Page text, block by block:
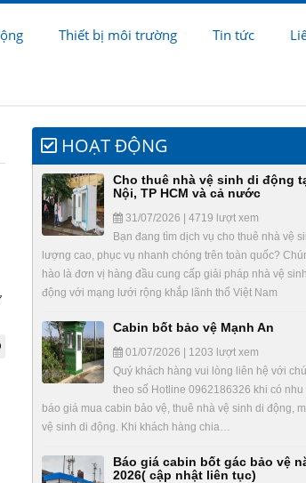
Thiết bị môi trường Tin tức
HOẠT ĐỘNG
Cho thuê nhà vệ sinh di động
Nội, TP HCM và cả nước
31/07/2026 | 4719 lượt xem
Bạn đang tìm dịch vụ cho thuê nhà vệ
lượng cao, phục vụ nhanh chóng trên toàn quốc?
hào là đơn vị hàng đầu cung cấp giải pháp nhà vệ
động với mạng lưới rộng khắp lãnh thổ Việt Nam
Cabin bốt bảo vệ Mạnh An
01/07/2026 | 1203 lượt xem
Quý khách hàng vui lòng liên hệ với
theo số Hotline 0962186326 khi có nhu
báo giá mua cabin bảo vệ, thuê nhà vệ sinh di động,
vệ sinh di động. Khi khách hàng chia…
Báo giá cabin bốt gác bảo vệ
2026( cập nhật liên tục)